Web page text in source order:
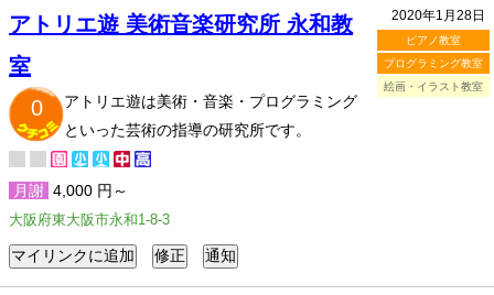
2020年1月28日
ピアノ教室
プログラミング教室
絵画・イラスト教室
アトリエ遊 美術音楽研究所 永和教
室
0
アトリエ遊は美術・音楽・プログラミング
といった芸術の指導の研究所です。
月謝 4,000 円～
大阪府東大阪市永和1-8-3